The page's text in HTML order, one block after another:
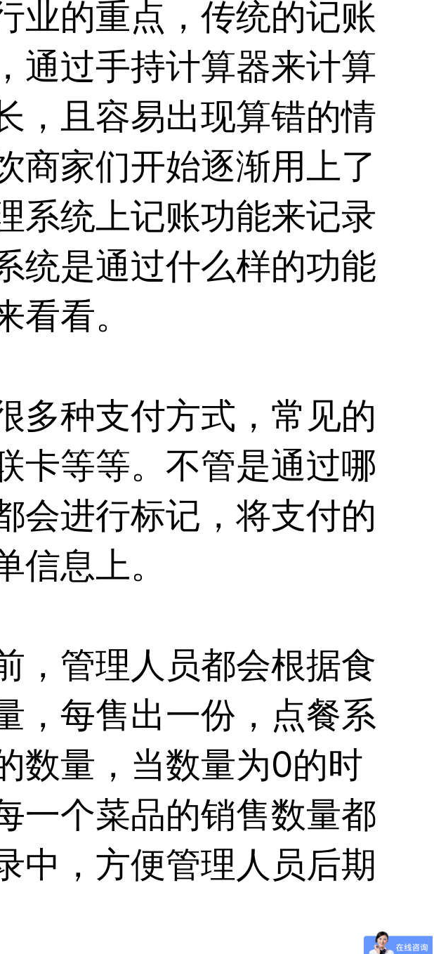
业的重点，传统的记账
通过手持计算器来计算
，且容易出现算错的情
商家们开始逐渐用上了
系统上记账功能来记录
统是通过什么样的功能
看。
多种支付方式，常见的
卡等等。不管是通过哪
会进行标记，将支付的
息上。
，管理人员都会根据食
，每售出一份，点餐系
数量，当数量为0的时
一个菜品的销售数量都
中，方便管理人员后期